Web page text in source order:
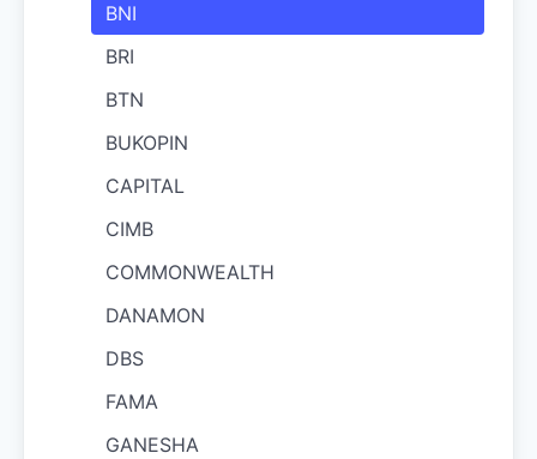
BNI
BRI
BTN
BUKOPIN
CAPITAL
CIMB
COMMONWEALTH
DANAMON
DBS
FAMA
GANESHA